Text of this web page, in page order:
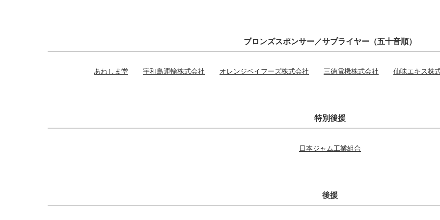
ブロンズスポンサー／サプライヤー（五十音順）
あわしま堂 宇和島運輸株式会社 オレンジベイフーズ株式会社 三徳電機株式会社 仙味エキス株
特別後援
日本ジャム工業組合
後援